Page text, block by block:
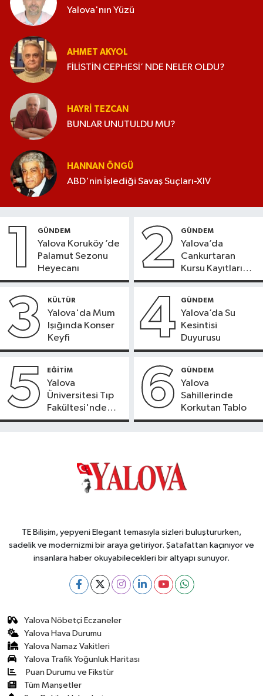
Yalova'nın Yüzü
AHMET AKYOL
FİLİSTİN CEPHESİ’ NDE NELER OLDU?
HAYRI TEZCAN
BUNLAR UNUTULDU MU?
HANNAN ÖNGÜ
ABD'nin İşlediği Savaş Suçları-XIV
1 GÜNDEM
Yalova Koruköy ’de
Palamut Sezonu
Heyecanı
2 GÜNDEM
Yalova’da
Cankurtaran
Kursu Kayıtları
Başladı
3 KÜLTÜR
Yalova'da Mum
Işığında Konser
Keyfi
4 GÜNDEM
Yalova’da Su
Kesintisi
Duyurusu
5 EĞİTİM
Yalova
Üniversitesi Tıp
Fakültesi'nde
Yeni Dönem
6 GÜNDEM
Yalova
Sahillerinde
Korkutan Tablo
TE Bilişim, yepyeni Elegant temasıyla sizleri buluştururken,
sadelik ve modernizmi bir araya getiriyor. Şatafattan kaçınıyor ve
insanlara haber okuyabilecekleri bir altyapı sunuyor.
Yalova Nöbetçi Eczaneler
Yalova Hava Durumu
Yalova Namaz Vakitleri
Yalova Trafik Yoğunluk Haritası
Puan Durumu ve Fikstür
Tüm Manşetler